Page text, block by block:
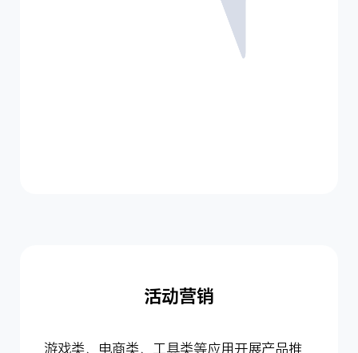
活动营销
游戏类、电商类、工具类等应用开展产品推